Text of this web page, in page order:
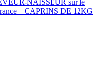
NAISSEUR sur le
– CAPRINS DE 12KG